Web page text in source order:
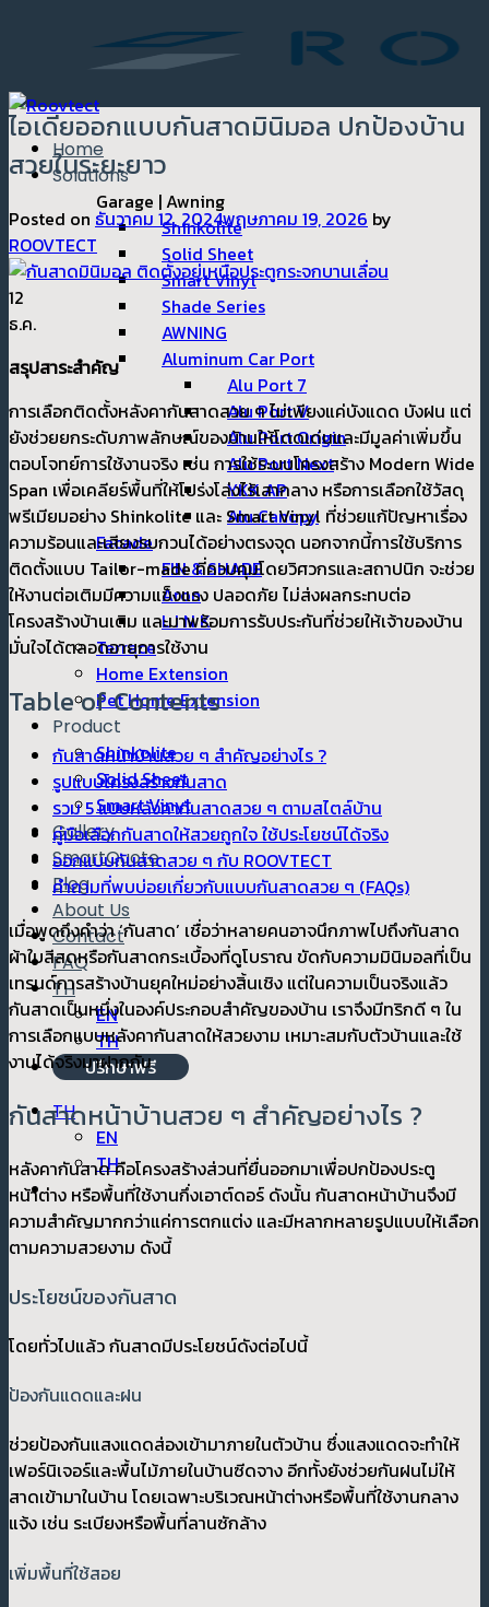
เนื้อหา
Home
Solutions
Garage | Awning
Shinkolite
Solid Sheet
Smart Vinyl
Shade Series
AWNING
Aluminum Car Port
Alu Port 7
Alu Port V
Alu Port Origin
Alu Port Next
YKK AP
Alu Canopy
Facade
FIN & SHADE
Aron
L I N K
Terrace
Home Extension
Pet Home Extension
Product
Shinkolite
Solid Sheet
Smart Vinyl
Gallery
SmartQuote
Blog
About Us
Contact
FAQ
TH
EN
TH
ปรึกษาฟรี
TH
EN
TH
ไอเดียออกแบบกันสาดมินิมอล ปกป้องบ้าน
สวยในระยะยาว
Posted on ธันวาคม 12, 2024พฤษภาคม 19, 2026 by
ROOVTECT
12
ธ.ค.
สรุปสาระสำคัญ
การเลือกติดตั้งหลังคากันสาดสวย ๆ ไม่เพียงแค่บังแดด บังฝน แต่
ยังช่วยยกระดับภาพลักษณ์ของบ้านให้โดดเด่นและมีมูลค่าเพิ่มขึ้น
ตอบโจทย์การใช้งานจริง เช่น การใช้ระบบโครงสร้าง Modern Wide
Span เพื่อเคลียร์พื้นที่ให้โปร่งโล่งไร้เสากลาง หรือการเลือกใช้วัสดุ
พรีเมียมอย่าง Shinkolite และ Smart Vinyl ที่ช่วยแก้ปัญหาเรื่อง
ความร้อนและเสียงรบกวนได้อย่างตรงจุด นอกจากนี้การใช้บริการ
ติดตั้งแบบ Tailor-made ที่ควบคุมโดยวิศวกรและสถาปนิก จะช่วย
ให้งานต่อเติมมีความแข็งแรง ปลอดภัย ไม่ส่งผลกระทบต่อ
โครงสร้างบ้านเดิม และมาพร้อมการรับประกันที่ช่วยให้เจ้าของบ้าน
มั่นใจได้ตลอดอายุการใช้งาน
Table of Contents
กันสาดหน้าบ้านสวย ๆ สำคัญอย่างไร ?
รูปแบบโครงสร้างกันสาด
รวม 5 แบบหลังคากันสาดสวย ๆ ตามสไตล์บ้าน
คู่มือเลือกกันสาดให้สวยถูกใจ ใช้ประโยชน์ได้จริง
ออกแบบกันสาดสวย ๆ กับ ROOVTECT
คำถามที่พบบ่อยเกี่ยวกับแบบกันสาดสวย ๆ (FAQs)
เมื่อพูดถึงคำว่า ‘กันสาด’ เชื่อว่าหลายคนอาจนึกภาพไปถึงกันสาด
ผ้าใบสีสดหรือกันสาดกระเบื้องที่ดูโบราณ ขัดกับความมินิมอลที่เป็น
เทรนด์การสร้างบ้านยุคใหม่อย่างสิ้นเชิง แต่ในความเป็นจริงแล้ว
กันสาดเป็นหนึ่งในองค์ประกอบสำคัญของบ้าน เราจึงมีทริกดี ๆ ใน
การเลือกแบบหลังคากันสาดให้สวยงาม เหมาะสมกับตัวบ้านและใช้
งานได้จริงมาฝากกัน
กันสาดหน้าบ้านสวย ๆ สำคัญอย่างไร ?
หลังคากันสาด คือโครงสร้างส่วนที่ยื่นออกมาเพื่อปกป้องประตู
หน้าต่าง หรือพื้นที่ใช้งานกึ่งเอาต์ดอร์ ดังนั้น กันสาดหน้าบ้านจึงมี
ความสำคัญมากกว่าแค่การตกแต่ง และมีหลากหลายรูปแบบให้เลือก
ตามความสวยงาม ดังนี้
ประโยชน์ของกันสาด
โดยทั่วไปแล้ว กันสาดมีประโยชน์ดังต่อไปนี้
ป้องกันแดดและฝน
ช่วยป้องกันแสงแดดส่องเข้ามาภายในตัวบ้าน ซึ่งแสงแดดจะทำให้
เฟอร์นิเจอร์และพื้นไม้ภายในบ้านซีดจาง อีกทั้งยังช่วยกันฝนไม่ให้
สาดเข้ามาในบ้าน โดยเฉพาะบริเวณหน้าต่างหรือพื้นที่ใช้งานกลาง
แจ้ง เช่น ระเบียงหรือพื้นที่ลานซักล้าง
เพิ่มพื้นที่ใช้สอย